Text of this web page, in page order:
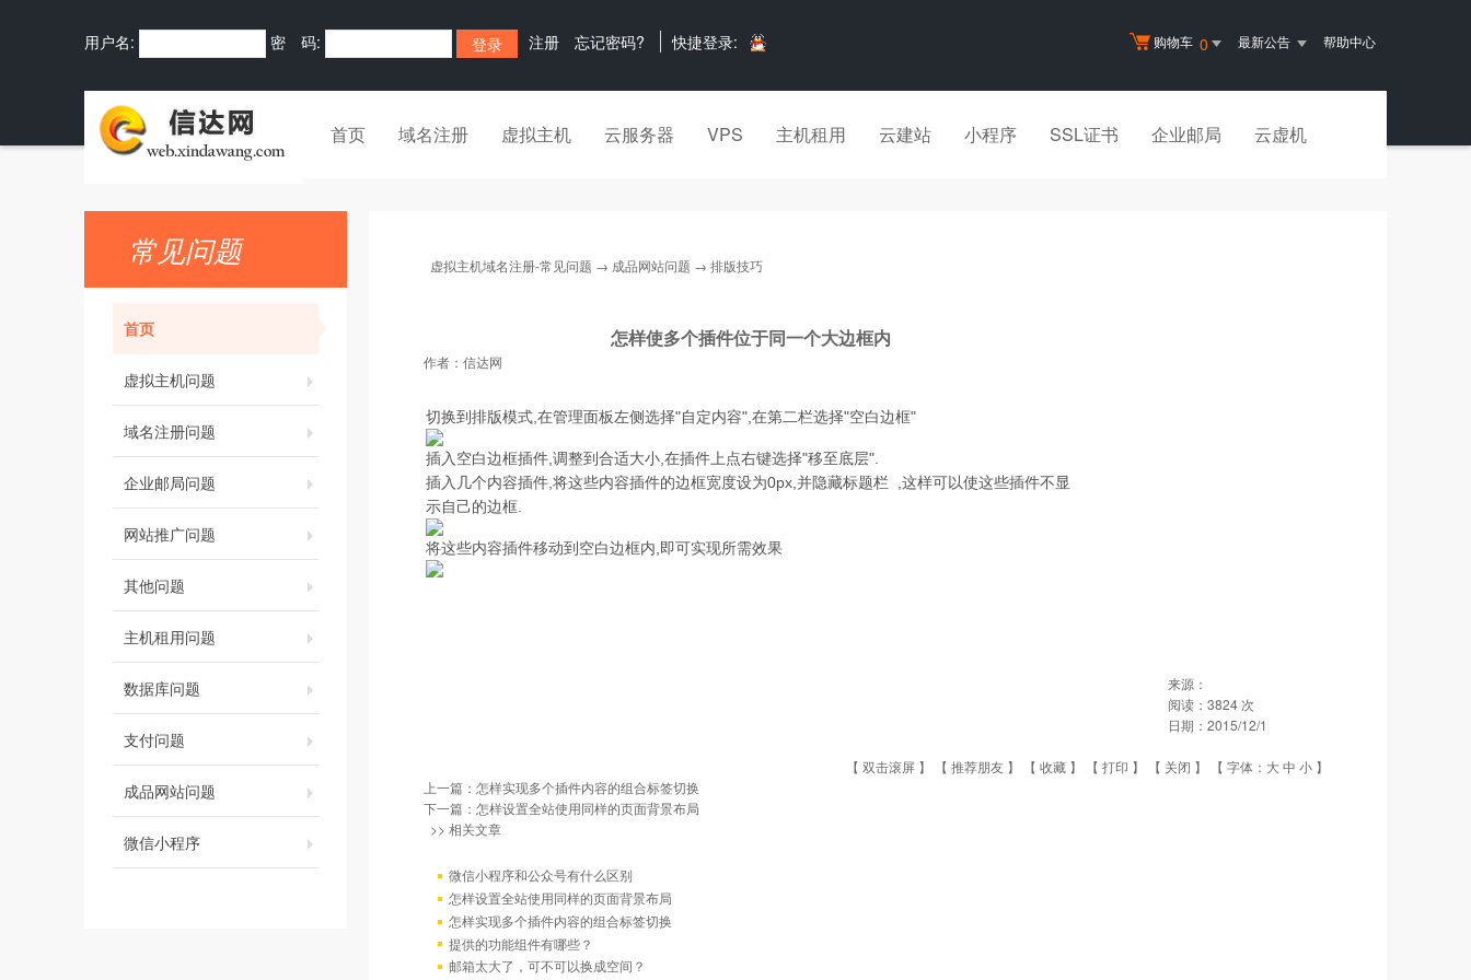
购物车 0 最新公告 帮助中心
用户名: 密 码: 注册 忘记密码? 快捷登录:
首页 域名注册 虚拟主机 云服务器 VPS 主机租用 云建站 小程序 SSL证书 企业邮局 云虚机
常见问题
首页
虚拟主机问题
域名注册问题
企业邮局问题
网站推广问题
其他问题
主机租用问题
数据库问题
支付问题
成品网站问题
微信小程序
虚拟主机域名注册-常见问题 → 成品网站问题 → 排版技巧
怎样使多个插件位于同一个大边框内
作者： 信达网
切换到排版模式,在管理面板左侧选择"自定内容",在第二栏选择"空白边框"
插入空白边框插件,调整到合适大小,在插件上点右键选择"移至底层".
插入几个内容插件,将这些内容插件的边框宽度设为0px,并隐藏标题栏 ,这样可以使这些插件不显
示自己的边框.
将这些内容插件移动到空白边框内,即可实现所需效果
来源：
阅读： 3824 次
日期： 2015/12/1
【 双击滚屏 】 【 推荐朋友 】 【 收藏 】 【 打印 】 【 关闭 】 【 字体： 大中 小 】
上一篇： 怎样实现多个插件内容的组合标签切换
下一篇： 怎样设置全站使用同样的页面背景布局
>> 相关文章
微信小程序和公众号有什么区别
怎样设置全站使用同样的页面背景布局
怎样实现多个插件内容的组合标签切换
提供的功能组件有哪些？
邮箱太大了，可不可以换成空间？